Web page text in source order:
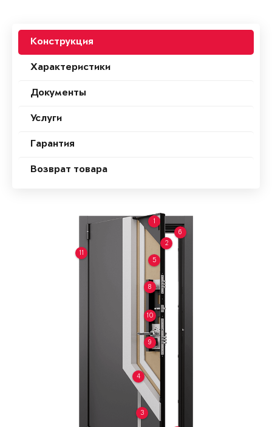
Конструкция
Характеристики
Документы
Услуги
Гарантия
Возврат товара
1
2
3
4
5
6
8
9
10
11